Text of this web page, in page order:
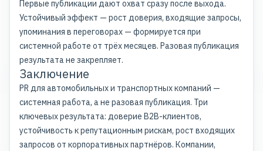
Первые публикации дают охват сразу после выхода.
Устойчивый эффект — рост доверия, входящие запросы,
упоминания в переговорах — формируется при
системной работе от трёх месяцев. Разовая публикация
результата не закрепляет.
Заключение
PR для автомобильных и транспортных компаний —
системная работа, а не разовая публикация. Три
ключевых результата: доверие B2B-клиентов,
устойчивость к репутационным рискам, рост входящих
запросов от корпоративных партнёров. Компании,